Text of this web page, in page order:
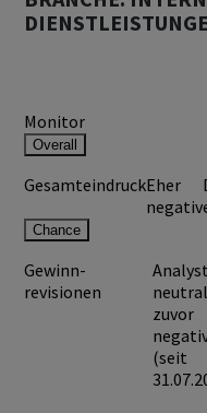
Monitor
Overall
GesamteindruckEher
negativ
Chance
Gewinn-
revisionen
zuvor
(seit